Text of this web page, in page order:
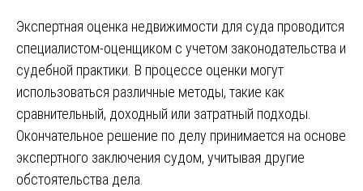
Экспертная оценка недвижимости для суда проводится
специалистом-оценщиком с учетом законодательства и
судебной практики. В процессе оценки могут
использоваться различные методы, такие как
сравнительный, доходный или затратный подходы.
Окончательное решение по делу принимается на основе
экспертного заключения судом, учитывая другие
обстоятельства дела.